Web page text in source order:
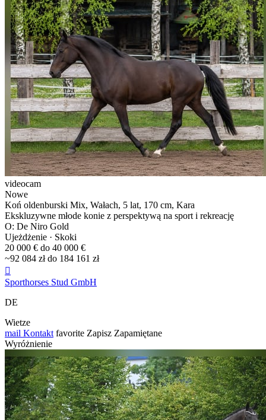
videocam
Nowe
Koń oldenburski Mix, Wałach, 5 lat, 170 cm, Kara
Ekskluzywne młode konie z perspektywą na sport i rekreację
O: De Niro Gold
Ujeżdżenie · Skoki
20 000 € do 40 000 €
~92 084 zł do 184 161 zł

Sporthorses Stud GmbH
DE
Wietze
mail Kontakt favorite Zapisz Zapamiętane
Wyróżnienie